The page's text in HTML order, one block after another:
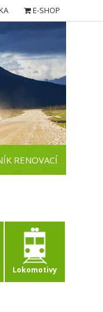
E-SHOP
Lokomotivy
RENOVACÍ